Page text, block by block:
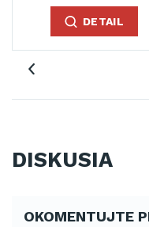
DISKUSIA
OKOMENTUJTE